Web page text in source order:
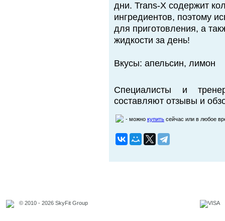
дни. Trans-X содержит
ингредиентов, поэтому
для приготовления, а
жидкости за день!
Вкусы: апельсин, лимон
Специалисты и
составляют отзывы и
- можно купить сейчас или в любое
© 2010 - 2026 SkyFit Group